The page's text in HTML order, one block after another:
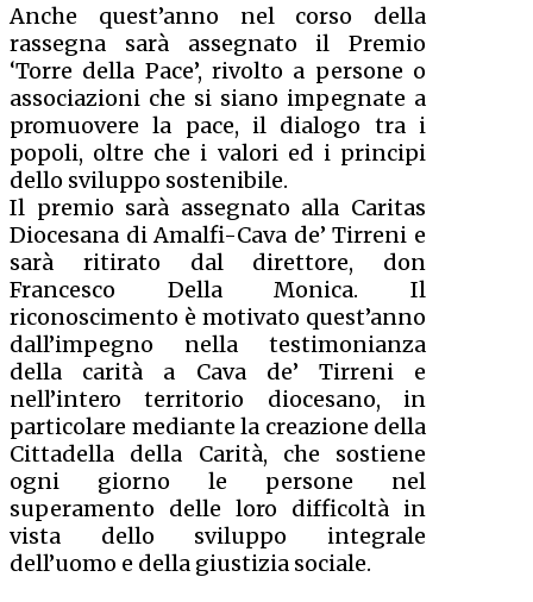
Anche quest’anno nel corso della
rassegna sarà assegnato il Premio
‘Torre della Pace’, rivolto a persone o
associazioni che si siano impegnate a
promuovere la pace, il dialogo tra i
popoli, oltre che i valori ed i principi
dello sviluppo sostenibile.
Il premio sarà assegnato alla Caritas
Diocesana di Amalfi-Cava de’ Tirreni e
sarà ritirato dal direttore, don
Francesco Della Monica. Il
riconoscimento è motivato quest’anno
dall’impegno nella testimonianza
della carità a Cava de’ Tirreni e
nell’intero territorio diocesano, in
particolare mediante la creazione della
Cittadella della Carità, che sostiene
ogni giorno le persone nel
superamento delle loro difficoltà in
vista dello sviluppo integrale
dell’uomo e della giustizia sociale.